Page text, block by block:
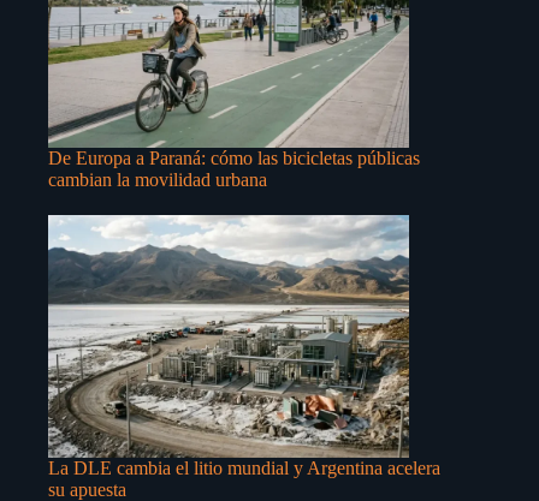
De Europa a Paraná: cómo las bicicletas públicas
cambian la movilidad urbana
La DLE cambia el litio mundial y Argentina acelera
su apuesta